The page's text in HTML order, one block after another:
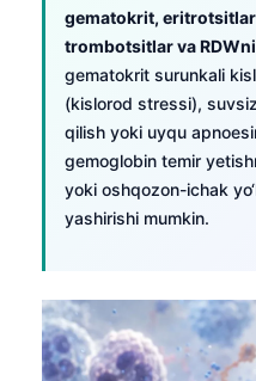
gematokrit,
trombotsitlar va
gematokrit surunkali
(kislorod stressi),
qilish yoki uyqu
gemoglobin temir
yoki oshqozon-ichak
yashirishi mumkin.